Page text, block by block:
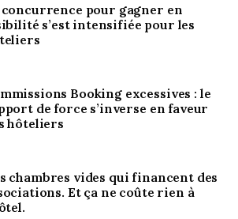
concurrence pour gagner en
s’est intensifiée pour les
Booking excessives : le
de force s’inverse en faveur
hôteliers
chambres vides qui financent des
Et ça ne coûte rien à